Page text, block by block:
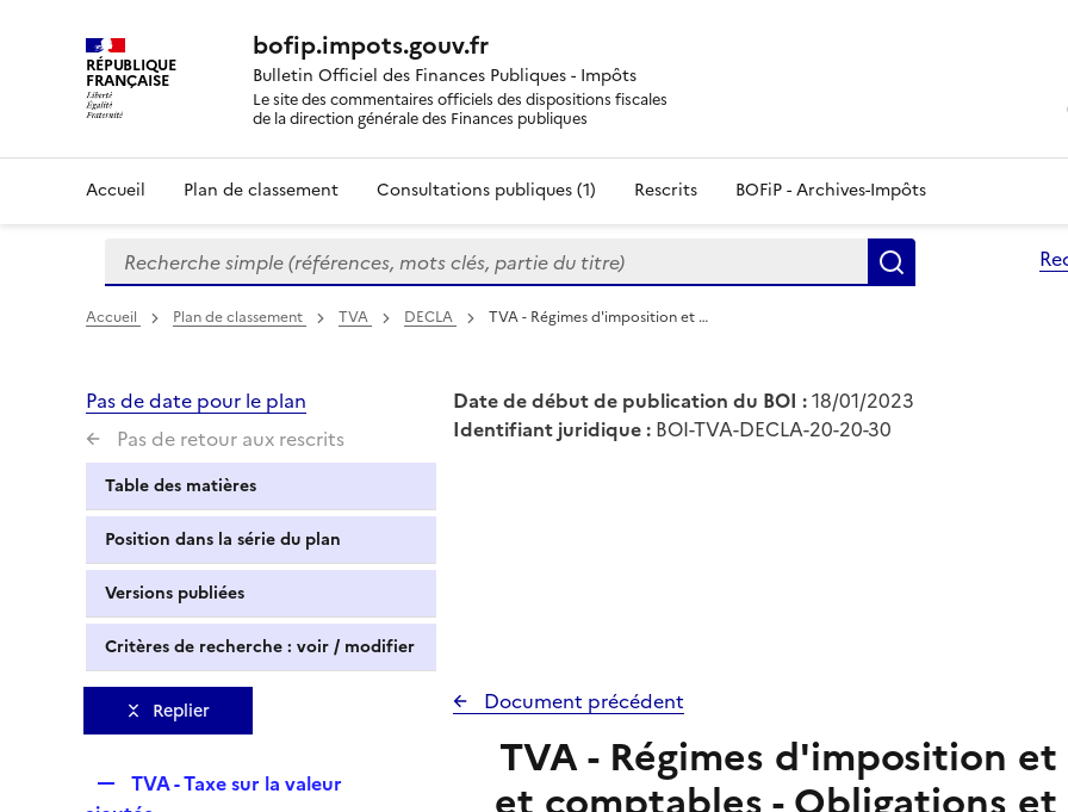
RÉPUBLIQUE
FRANÇAISE
bofip.impots.gouv.fr
Bulletin Officiel des Finances Publiques - Impôts
Le site des commentaires officiels des dispositions fiscales
de la direction générale des Finances publiques
Accueil Plan de classement Consultations publiques (1) Rescrits BOFiP - Archives-Impôts
Formulaire
de
recherche
Recherche simple (références, mots clés, partie du titre)
Accueil Plan de classement TVA DECLA TVA - Régimes d'imposition et …
Pas de date pour le plan
Pas de retour aux rescrits
Table des matières
Position dans la série du plan
Versions publiées
Critères de recherche : voir / modifier
Date de début de publication du BOI :18/01/2023
Identifiant juridique : BOI-TVA-DECLA-20-20-30
Replier
TVA - Taxe sur la valeur
Document précédent
TVA - Régimes d'imposition